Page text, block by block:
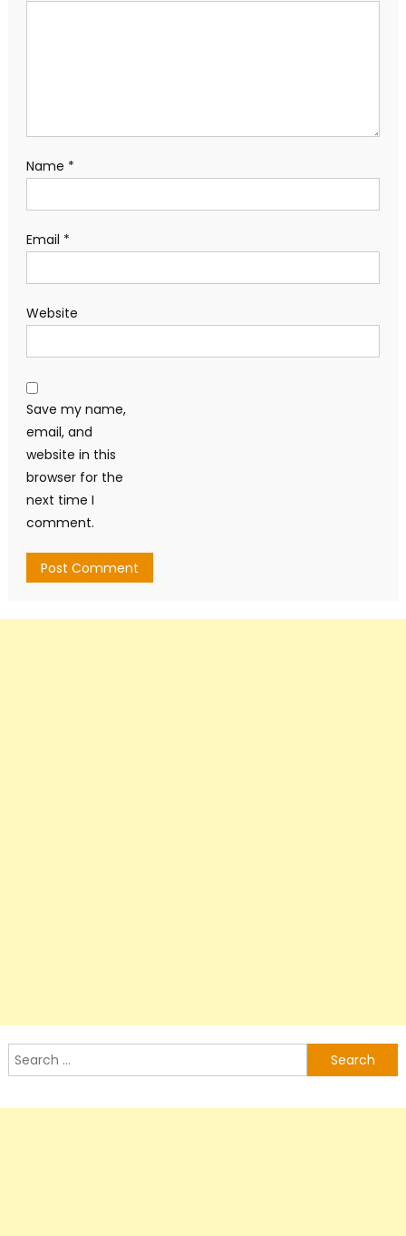
Name *
Email *
Website
Save my name,
email, and
website in this
browser for the
next time I
comment.
Search
for: